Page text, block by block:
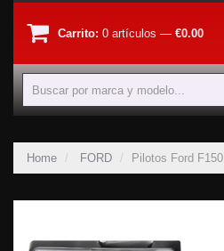
Carrito: 0 artículos — €0.00
Home FORD Pilotos Ford F150